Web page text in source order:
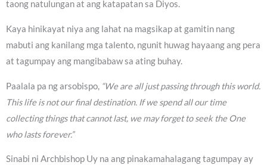
taong natulungan at ang katapatan sa Diyos.
Kaya hinikayat niya ang lahat na magsikap at gamitin nang
mabuti ang kanilang mga talento, ngunit huwag hayaang ang pera
at tagumpay ang mangibabaw sa ating buhay.
Paalala pa ng arsobispo, “We are all just passing through this world.
This life is not our final destination. If we spend all our time
collecting things that cannot last, we may forget to seek the One
who lasts forever.”
Sinabi ni Archbishop Uy na ang pinakamahalagang tagumpay ay